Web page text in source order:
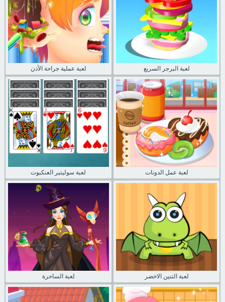
لعبة عملية جراحة الأذن لعبة البرجر السريع
لعبة سوليتير العنكبوت لعبة عمل الدونات
لعبة الساحرة لعبة التنين الاخضر